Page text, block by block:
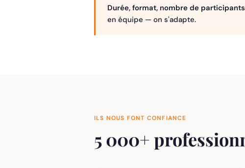
Durée, format, nombre de
en équipe — on s'adapte.
ILS NOUS FONT CONFIANCE
5 000+